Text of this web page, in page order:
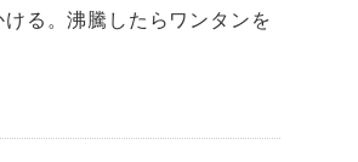
る。沸騰したらワンタンを